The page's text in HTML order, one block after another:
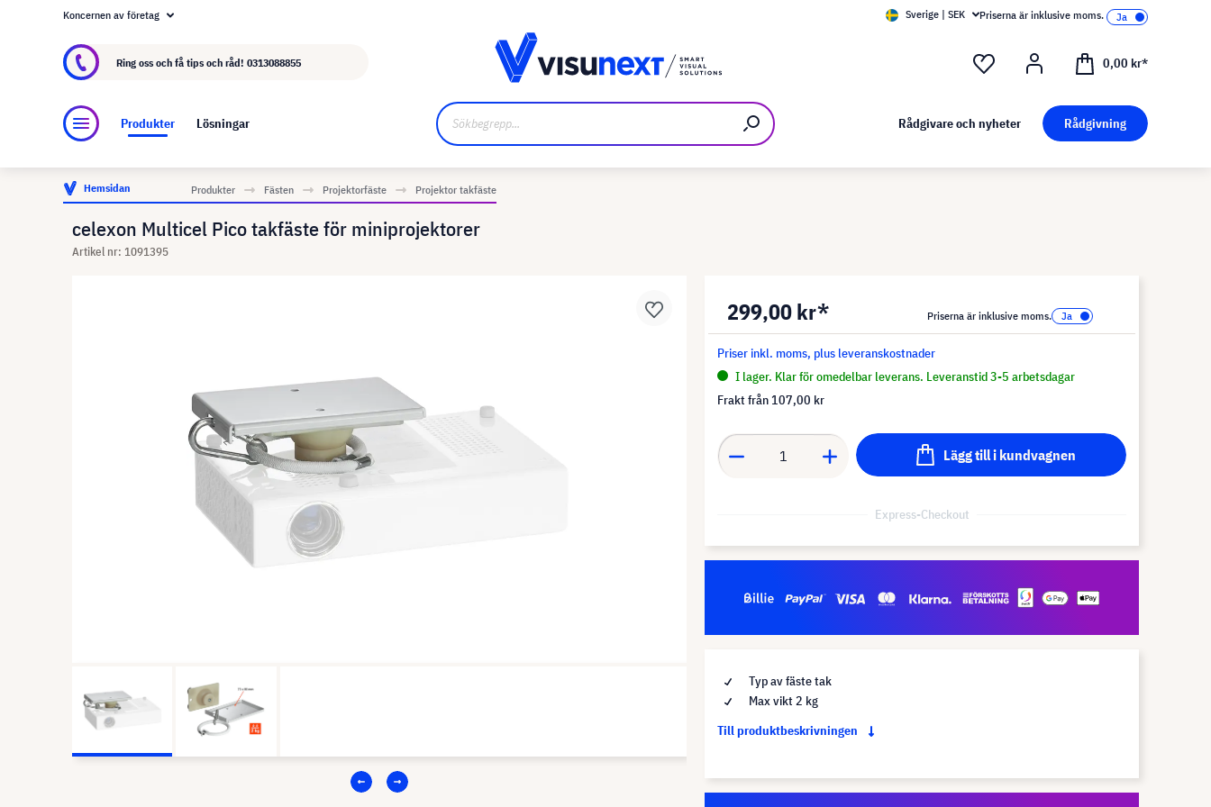
Om visunext.se
Koncernen av företag Sverige | SEK Priserna är inklusive moms.
Ring oss och få tips och råd! 0313088855 0,00 kr*
Produkter Lösningar Rådgivare och nyheter Rådgivning
Hemsidan Produkter Fästen Projektorfäste Projektor takfäste
celexon Multicel Pico takfäste för miniprojektorer
Artikel nr: 1091395
299,00 kr* Priserna är inklusive moms.
Priser inkl. moms, plus leveranskostnader
I lager. Klar för omedelbar leverans. Leveranstid 3-5 arbetsdagar
Frakt från 107,00 kr
Lägg till i kundvagnen
Express-Checkout
Typ av fäste tak
Max vikt 2 kg
Till produktbeskrivningen